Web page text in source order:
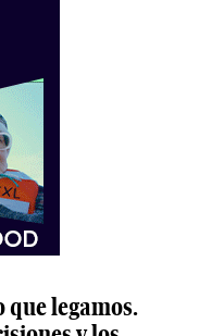
legamos.